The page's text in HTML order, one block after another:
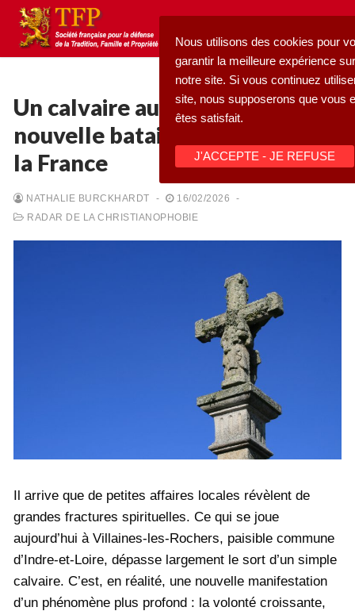
Aller
contenu
Rechercher
:
Accueil
Un calvaire au cœur d’une
nouvelle bataille pour l’âme de
la France
NATHALIE BURCKHARDT - 16/02/2026
-
RADAR DE LA CHRISTIANOPHOBIE
Il arrive que de petites affaires locales révèlent de
grandes fractures spirituelles. Ce qui se joue
aujourd’hui à Villaines-les-Rochers, paisible commune
d’Indre-et-Loire, dépasse largement le sort d’un simple
calvaire. C’est, en réalité, une nouvelle manifestation
d’un phénomène plus profond : la volonté croissante,
Nous utilisons des cookies pour
garantir la meilleure expérience sur
notre site. Si vous continuez
site, nous supposerons que vous
êtes satisfait.
J'ACCEPTE - JE REFUSE